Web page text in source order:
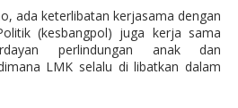
ada keterlibatan kerjasama dengan
(kesbangpol) juga kerja sama
perlindungan anak dan
LMK selalu di libatkan dalam